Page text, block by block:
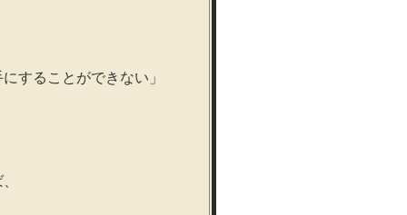
することができない」